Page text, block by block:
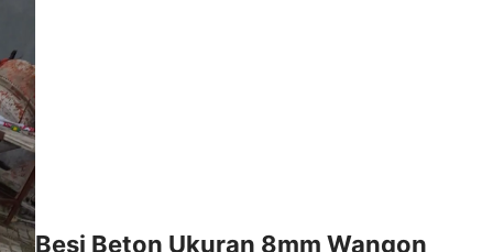
Besi Beton Ukuran 8mm Wangon